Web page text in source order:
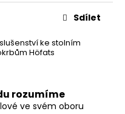
ke stolním
Höfats
Sdílet
rozumíme
ve svém oboru